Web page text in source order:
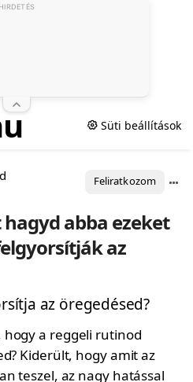
Süti beállítások
Feliratkozom
abba ezeket
az
az öregedésed?
a reggeli rutinod
Kiderült, hogy amit az
teszel, az nagy hatással
HIRDETÉS